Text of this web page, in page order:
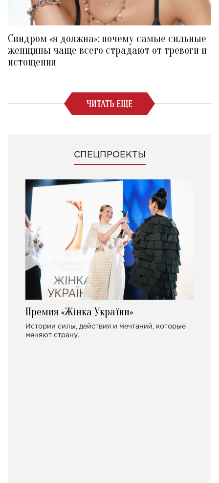
Синдром «я должна»: почему самые сильные
женщины чаще всего страдают от тревоги и
истощения
ЧИТАТЬ ЕЩЕ
СПЕЦПРОЕКТЫ
Премия «Жінка України»
Истории силы, действия и мечтаний, которые
меняют страну.